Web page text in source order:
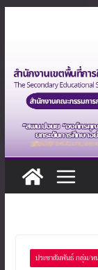
ประชาสัมพันธ์ กลุ่ม/ห